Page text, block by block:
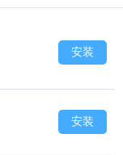
安装
安装